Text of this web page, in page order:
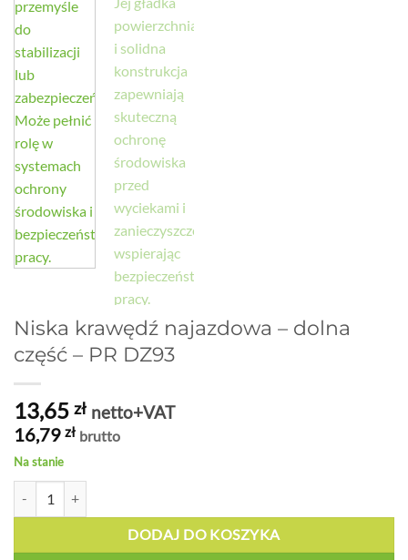
Niska krawędź najazdowa – dolna
część – PR DZ93
13,65 zł netto+VAT
16,79 zł brutto
Na stanie
DODAJ DO KOSZYKA